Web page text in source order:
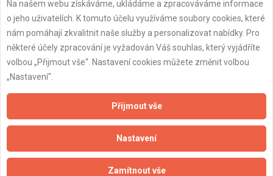
Důležité informace
Naše firmy a řemeslníci
Zpracování a ochrana osobních údajů
Reference
Naše excelové tabulky online
Naše služby
Na našem webu získáváme, ukládáme a zpracováváme informace
o jeho uživatelích. K tomuto účelu využíváme soubory cookies, které
nám pomáhají zkvalitnit naše služby a personalizovat nabídky. Pro
některé účely zpracování je vyžadován Váš souhlas, který vyjádříte
volbou „Přijmout vše“. Nastavení cookies můžete změnit volbou
„Nastavení“.
Přijmout vše
Nastavení
Zamítnout vše